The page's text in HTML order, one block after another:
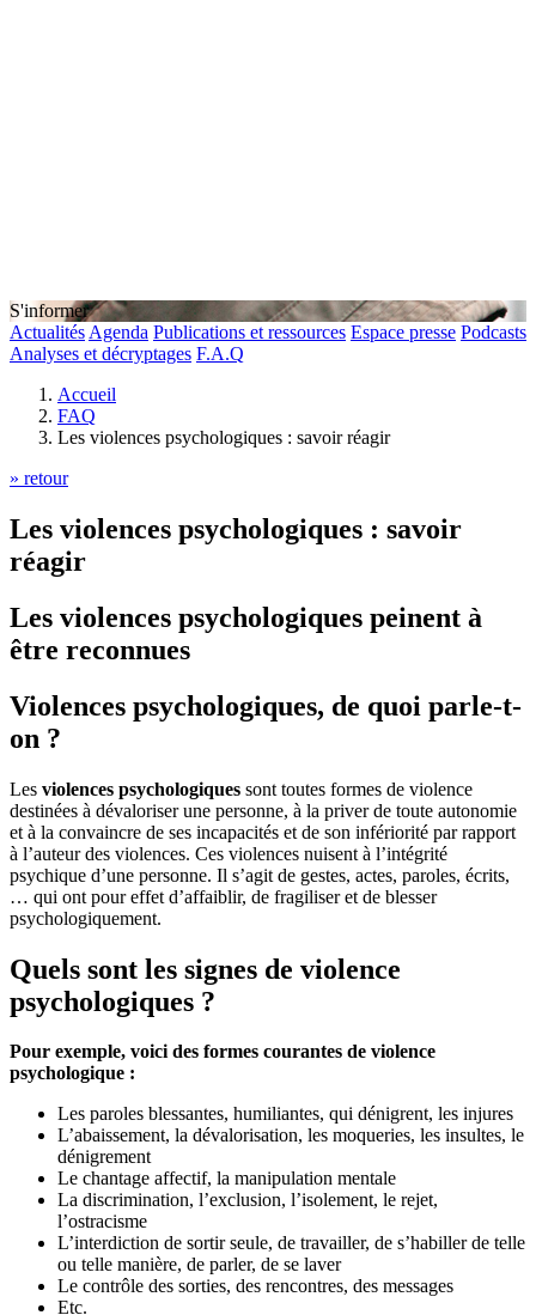
S'informer
Actualités Agenda Publications et ressources Espace presse Podcasts
Analyses et décryptages F.A.Q
Accueil
FAQ
Les violences psychologiques : savoir réagir
» retour
Les violences psychologiques : savoir
réagir
Les violences psychologiques peinent à
être reconnues
Violences psychologiques, de quoi parle-t-
on ?
Les violences psychologiques sont toutes formes de violence
destinées à dévaloriser une personne, à la priver de toute autonomie
et à la convaincre de ses incapacités et de son infériorité par rapport
à l’auteur des violences. Ces violences nuisent à l’intégrité
psychique d’une personne. Il s’agit de gestes, actes, paroles, écrits,
… qui ont pour effet d’affaiblir, de fragiliser et de blesser
psychologiquement.
Quels sont les signes de violence
psychologiques ?
Pour exemple, voici des formes courantes de violence
psychologique :
Les paroles blessantes, humiliantes, qui dénigrent, les injures
L’abaissement, la dévalorisation, les moqueries, les insultes, le
dénigrement
Le chantage affectif, la manipulation mentale
La discrimination, l’exclusion, l’isolement, le rejet,
l’ostracisme
L’interdiction de sortir seule, de travailler, de s’habiller de telle
ou telle manière, de parler, de se laver
Le contrôle des sorties, des rencontres, des messages
Etc.